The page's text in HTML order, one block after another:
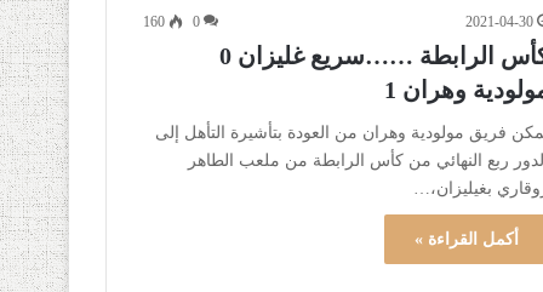
2021-04-30
0
160
كأس الرابطة ……سريع غليزان 0
وهران 1
فريق مولودية وهران من العودة بتأشيرة التأهل إلى
الدور ربع النهائي من كأس الرابطة من ملعب الطاهر
بغيليزان،…
أكمل القراءة »